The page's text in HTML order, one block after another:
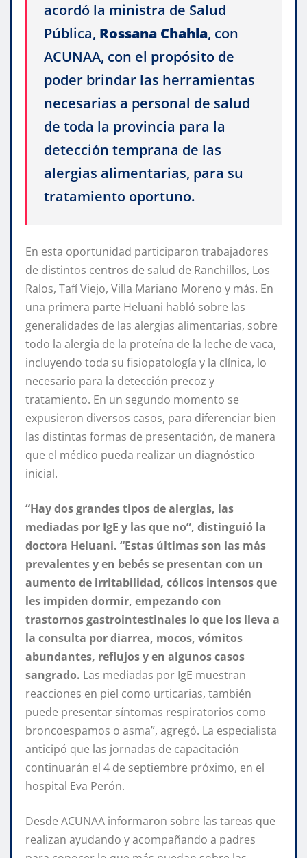
acordó la ministra de Salud
Pública, Rossana Chahla, con
ACUNAA, con el propósito de
poder brindar las herramientas
necesarias a personal de salud
de toda la provincia para la
detección temprana de las
alergias alimentarias, para su
tratamiento oportuno.
En esta oportunidad participaron trabajadores
de distintos centros de salud de Ranchillos, Los
Ralos, Tafí Viejo, Villa Mariano Moreno y más. En
una primera parte Heluani habló sobre las
generalidades de las alergias alimentarias, sobre
todo la alergia de la proteína de la leche de vaca,
incluyendo toda su fisiopatología y la clínica, lo
necesario para la detección precoz y
tratamiento. En un segundo momento se
expusieron diversos casos, para diferenciar bien
las distintas formas de presentación, de manera
que el médico pueda realizar un diagnóstico
inicial.
“Hay dos grandes tipos de alergias, las
mediadas por IgE y las que no”, distinguió la
doctora Heluani. “Estas últimas son las más
prevalentes y en bebés se presentan con un
aumento de irritabilidad, cólicos intensos que
les impiden dormir, empezando con
trastornos gastrointestinales lo que los lleva a
la consulta por diarrea, mocos, vómitos
abundantes, reflujos y en algunos casos
sangrado. Las mediadas por IgE muestran
reacciones en piel como urticarias, también
puede presentar síntomas respiratorios como
broncoespamos o asma”, agregó. La especialista
anticipó que las jornadas de capacitación
continuarán el 4 de septiembre próximo, en el
hospital Eva Perón.
Desde ACUNAA informaron sobre las tareas que
realizan ayudando y acompañando a padres